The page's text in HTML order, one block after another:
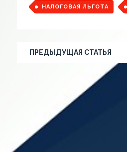
НАЛОГОВАЯ ЛЬГОТА
ПРЕДЫДУЩАЯ СТАТЬЯ